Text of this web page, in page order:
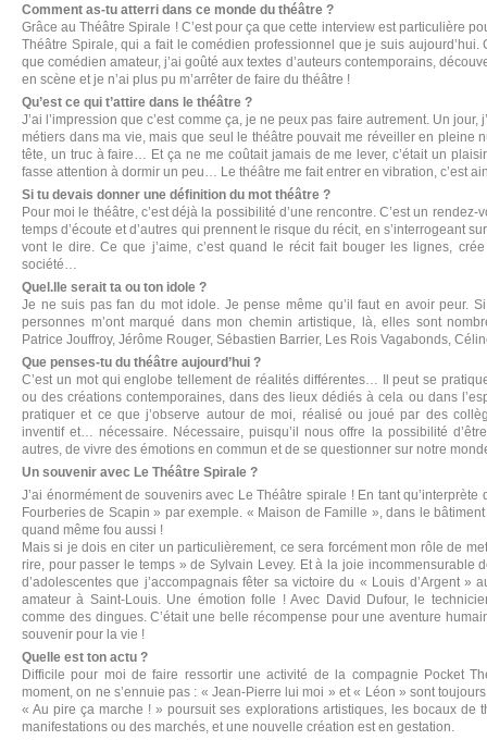
Comment as-tu atterri dans ce monde du théâtre ?
Grâce au Théâtre Spirale ! C’est pour ça que cette interview est particulière
Théâtre Spirale, qui a fait le comédien professionnel que je suis aujourd’hui.
que comédien amateur, j’ai goûté aux textes d’auteurs contemporains,
en scène et je n’ai plus pu m’arrêter de faire du théâtre !
Qu’est ce qui t’attire dans le théâtre ?
J’ai l’impression que c’est comme ça, je ne peux pas faire autrement. Un jour,
métiers dans ma vie, mais que seul le théâtre pouvait me réveiller en pleine
tête, un truc à faire… Et ça ne me coûtait jamais de me lever, c’était un
fasse attention à dormir un peu… Le théâtre me fait entrer en vibration, c’est
Si tu devais donner une définition du mot théâtre ?
Pour moi le théâtre, c’est déjà la possibilité d’une rencontre. C’est un
temps d’écoute et d’autres qui prennent le risque du récit, en s’interrogeant
vont le dire. Ce que j’aime, c’est quand le récit fait bouger les lignes,
société…
Quel.lle serait ta ou ton idole ?
Je ne suis pas fan du mot idole. Je pense même qu’il faut en avoir peur.
personnes m’ont marqué dans mon chemin artistique, là, elles sont
Patrice Jouffroy, Jérôme Rouger, Sébastien Barrier, Les Rois Vagabonds,
Que penses-tu du théâtre aujourd’hui ?
C’est un mot qui englobe tellement de réalités différentes… Il peut se
ou des créations contemporaines, dans des lieux dédiés à cela ou dans
pratiquer et ce que j’observe autour de moi, réalisé ou joué par des
inventif et… nécessaire. Nécessaire, puisqu’il nous offre la possibilité
autres, de vivre des émotions en commun et de se questionner sur notre
Un souvenir avec Le Théâtre Spirale ?
J’ai énormément de souvenirs avec Le Théâtre spirale ! En tant
Fourberies de Scapin » par exemple. « Maison de Famille », dans le
quand même fou aussi !
Mais si je dois en citer un particulièrement, ce sera forcément mon rôle de
rire, pour passer le temps » de Sylvain Levey. Et à la joie incommensurable
d’adolescentes que j’accompagnais fêter sa victoire du « Louis d’Argent »
amateur à Saint-Louis. Une émotion folle ! Avec David Dufour, le
comme des dingues. C’était une belle récompense pour une aventure
souvenir pour la vie !
Quelle est ton actu ?
Difficile pour moi de faire ressortir une activité de la compagnie Pocket
moment, on ne s’ennuie pas : « Jean-Pierre lui moi » et « Léon » sont
« Au pire ça marche ! » poursuit ses explorations artistiques, les bocaux de
manifestations ou des marchés, et une nouvelle création est en gestation.